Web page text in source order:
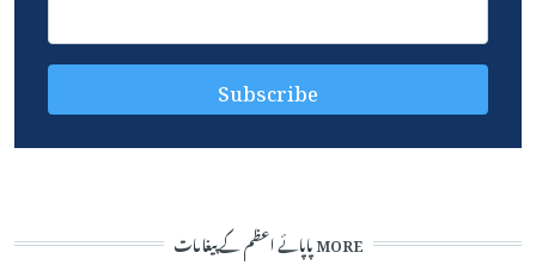
MORE پاپائے اعظم کے پیغامات